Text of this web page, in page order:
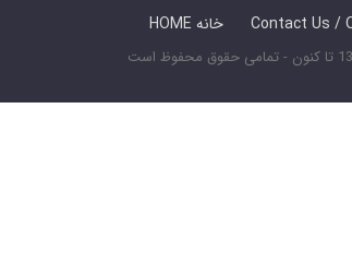
HOME خانه